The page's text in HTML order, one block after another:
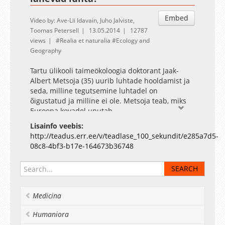
Embed
Video by: Ave-Lii Idavain, Juho Jalviste,
Toomas Petersell
13.05.2014
12787
views
Realia et naturalia
Ecology and
Geography
Tartu ülikooli taimeökoloogia doktorant Jaak-
Albert Metsoja (35) uurib luhtade hooldamist ja
seda, milline tegutsemine luhtadel on
õigustatud ja milline ei ole. Metsoja teab, miks
Euroopa kevadel uputab.
Eestit tahetakse upitada viie rikkaima riigi hulka
Euroopas, kuigi tegelikult on Eesti juba kolme
rikkaima riigi seas maailmas. Laelatu puisniidul
ainult paar kohta maailmas on liigirikkuselt
võimsamad. Mõni teadusallikas väidab, et
poolte asuvad Eestis.
Jaak-Albert Metsoja toob välja suurima vea, mida
Lisainfo veebis:
http://teadus.err.ee/v/teadlase_100_sekundit/e285a7d5-
08c8-4bf3-b17e-164673b36748
Medicina
Humaniora